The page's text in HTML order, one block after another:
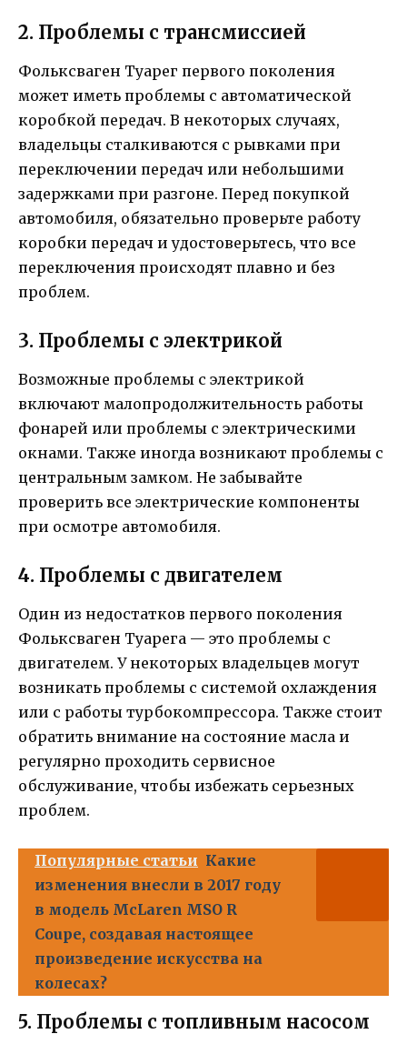
2. Проблемы с трансмиссией
Фольксваген Туарег первого поколения
может иметь проблемы с автоматической
коробкой передач. В некоторых случаях,
владельцы сталкиваются с рывками при
переключении передач или небольшими
задержками при разгоне. Перед покупкой
автомобиля, обязательно проверьте работу
коробки передач и удостоверьтесь, что все
переключения происходят плавно и без
проблем.
3. Проблемы с электрикой
Возможные проблемы с электрикой
включают малопродолжительность работы
фонарей или проблемы с электрическими
окнами. Также иногда возникают проблемы с
центральным замком. Не забывайте
проверить все электрические компоненты
при осмотре автомобиля.
4. Проблемы с двигателем
Один из недостатков первого поколения
Фольксваген Туарега — это проблемы с
двигателем. У некоторых владельцев могут
возникать проблемы с системой охлаждения
или с работы турбокомпрессора. Также стоит
обратить внимание на состояние масла и
регулярно проходить сервисное
обслуживание, чтобы избежать серьезных
проблем.
Популярные статьи Какие
изменения внесли в 2017 году
в модель McLaren MSO R
Coupe, создавая настоящее
произведение искусства на
колесах?
5. Проблемы с топливным насосом